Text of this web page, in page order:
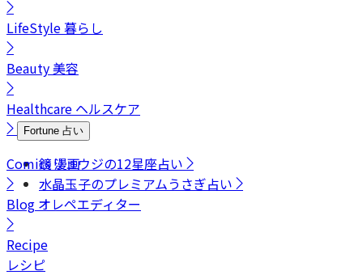
LifeStyle暮らし
Beauty美容
Healthcare ヘルスケア
Fortune 占い
鏡リュウジの12星座占い
水晶玉子のプレミアムうさぎ占い
Comics漫画
Blog オレペエディター
Recipe
レシピ